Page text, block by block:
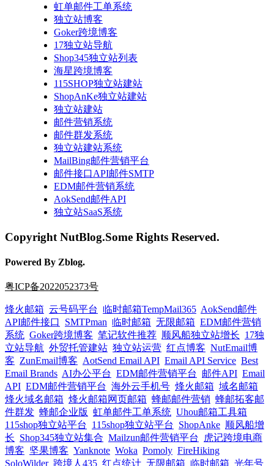
虹单邮件工单系统
独立站博客
Goker跨境博客
17独立站导航
Shop345独立站列表
海星跨境博客
115SHOP独立站建站
ShopAnKe独立站建站
独立站建站
邮件营销系统
邮件群发系统
独立站建站系统
MailBing邮件营销平台
邮件接口API邮件SMTP
EDM邮件营销系统
AokSend邮件API
独立站SaaS系统
Copyright NutBlog.Some Rights Reserved.
Powered By Zblog.
粤ICP备2022052373号
烽火邮箱 云号码平台 临时邮箱TempMail365 AokSend邮件
API邮件接口
SMTPman 临时邮箱 无限邮箱 EDM邮件营销
系统 Goker跨境博客 笔记软件推荐 顺风船独立站增长 17独
立站导航 外贸托管建站 独立站运营 红点博客 NutEmail博
客 ZunEmail博客 AotSend Email API Email API Service Best
Email Brands AI办公平台 EDM邮件营销平台 邮件API Email
API EDM邮件营销平台 海外云手机号 烽火邮箱 域名邮箱
烽火域名邮箱 烽火邮箱网页邮箱 蜂邮邮件营销 蜂邮拓客邮
件群发 蜂邮企业版 虹单邮件工单系统 Uhou邮箱工具箱
115shop独立站平台
115shop独立站平台 ShopAnke 顺风船增
长 Shop345独立站集合 Mailzun邮件营销平台
虎记跨境电商
博客 坚果博客 Yanknote Woka Pomoly FireHiking
SoloWilder 跨境人435 红点统计 无限邮箱 临时邮箱 光年号